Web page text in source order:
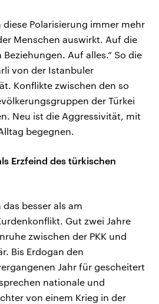
diese Polarisierung immer mehr
Menschen auswirkt. Auf die
Auf alles.“ So die
von der Istanbuler
Konflikte zwischen den so
der Türkei
Neu ist die Aggressivität, mit
begegnen.
Erzfeind des türkischen
besser als am
Gut zwei Jahre
zwischen der PKK und
Bis Erdogan den
Jahr für gescheitert
nationale und
von einem Krieg in der